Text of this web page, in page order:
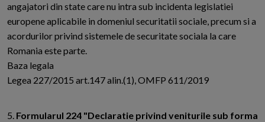
angajatori din state care nu intra sub incidenta legislatiei
europene aplicabile in domeniul securitatii sociale, precum si a
acordurilor privind sistemele de securitate sociala la care
Romania este parte.
Baza legala
Legea 227/2015 art.147 alin.(1), OMFP 611/2019
5. Formularul 224 "Declaratie privind veniturile sub forma